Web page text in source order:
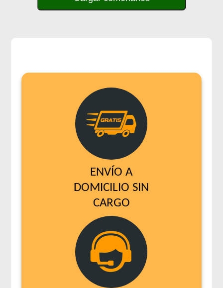
ENVÍO A
DOMICILIO SIN
CARGO